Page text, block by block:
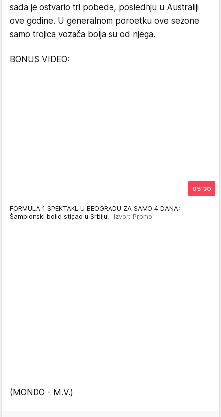
sada je ostvario tri pobede, poslednju u Australiji
ove godine. U generalnom poroetku ove sezone
samo trojica vozača bolja su od njega.
BONUS VIDEO:
05:30
FORMULA 1 SPEKTAKL U BEOGRADU ZA SAMO 4 DANA:
Šampionski bolid stigao u Srbiju! Izvor: Promo
(MONDO - M.V.)